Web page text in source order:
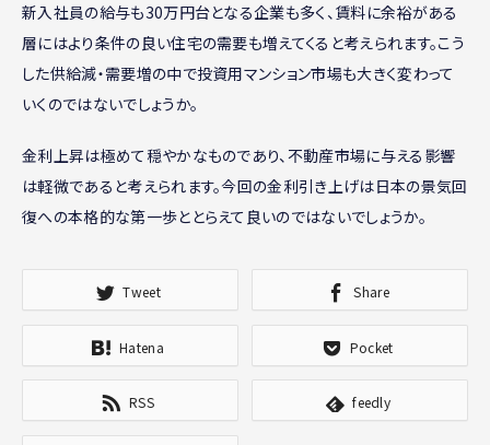
新入社員の給与も30万円台となる企業も多く、賃料に余裕がある
層にはより条件の良い住宅の需要も増えてくると考えられます。こう
した供給減・需要増の中で投資用マンション市場も大きく変わって
いくのではないでしょうか。
金利上昇は極めて穏やかなものであり、不動産市場に与える影響
は軽微であると考えられます。今回の金利引き上げは日本の景気回
復への本格的な第一歩ととらえて良いのではないでしょうか。
Tweet Share
Hatena Pocket
RSS feedly